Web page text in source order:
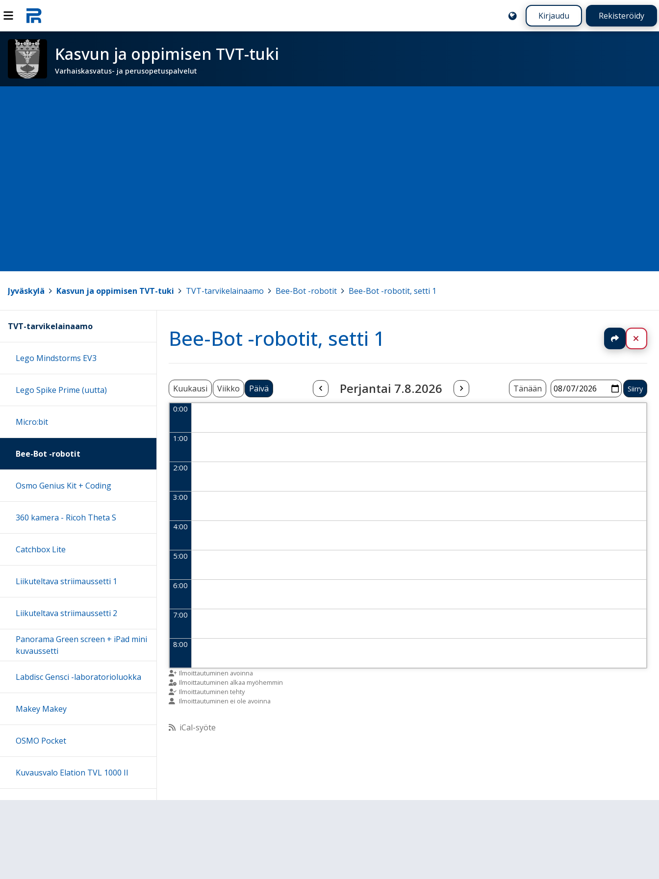
Kirjaudu Rekisteröidy
Kasvun ja oppimisen TVT-tuki
Varhaiskasvatus- ja perusopetuspalvelut
Jyväskylä Kasvun ja oppimisen TVT-tuki TVT-tarvikelainaamo Bee-Bot -robotit Bee-Bot -robotit, setti 1
Bee-Bot -robotit, setti 1 Jaa
Kuukausi Viikko Päivä Perjantai 7.8.2026 Tänään
0:00
1:00
2:00
3:00
4:00
5:00
6:00
7:00
8:00
9:00
10:00
11:00
Ilmoittautuminen avoinna
Ilmoittautuminen alkaa myöhemmin
Ilmoittautuminen tehty
Ilmoittautuminen ei ole avoinna
iCal-syöte
TVT-tarvikelainaamo
Lego Mindstorms EV3
Lego Spike Prime (uutta)
Micro:bit
Bee-Bot -robotit
Osmo Genius Kit + Coding
360 kamera - Ricoh Theta S
Catchbox Lite
Liikuteltava striimaussetti 1
Liikuteltava striimaussetti 2
Panorama Green screen + iPad mini
kuvaussetti
Labdisc Gensci -laboratorioluokka
Makey Makey
OSMO Pocket
Kuvausvalo Elation TVL 1000 II